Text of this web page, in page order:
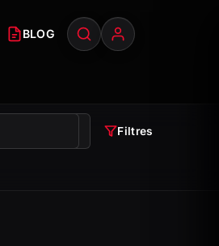
BLOG
Filtres